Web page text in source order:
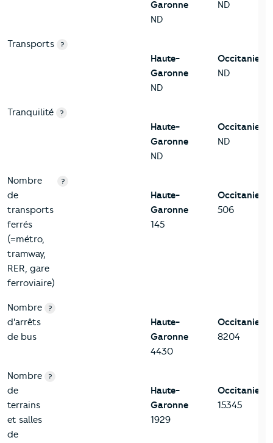
Garonne
ND
ND
Transports ?
Haute-
Garonne
ND
Occitanie
ND
Tranquilité ?
Haute-
Garonne
ND
Occitanie
ND
Nombre
de
transports
ferrés
(=métro,
tramway,
RER, gare
ferroviaire)
?
Haute-
Garonne
145
Occitanie
506
Nombre
d'arrêts
de bus
?
Haute-
Garonne
4430
Occitanie
8204
Nombre
de
terrains
et salles
de
?
Haute-
Garonne
1929
Occitanie
15345